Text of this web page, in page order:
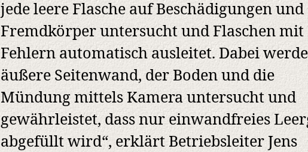
jede leere Flasche auf Beschädigungen und
Fremdkörper untersucht und Flaschen mit
Fehlern automatisch ausleitet. Dabei
äußere Seitenwand, der Boden und die
Mündung mittels Kamera untersucht und
gewährleistet, dass nur einwandfreies
abgefüllt wird“, erklärt Betriebsleiter Jens